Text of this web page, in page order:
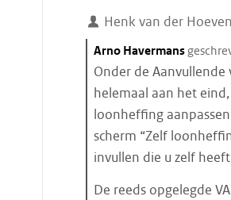
Henk van der Hoeven
Citaat
starten
Arno Havermans
Onder de
helemaal aan het
loonheffing
scherm “Zelf
invullen die u zelf
De reeds opgelegde